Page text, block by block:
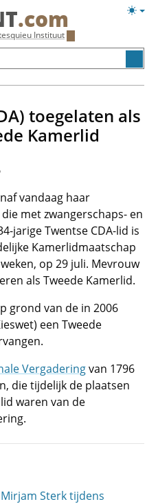
.com
Instituut
toegelaten als
Kamerlid
vandaag haar
die met zwangerschaps- en
jarige Twentse CDA-lid is
Kamerlidmaatschap
op 29 juli. Mevrouw
als Tweede Kamerlid.
grond van de in 2006
een Tweede
Vergaderingvan 1796
die tijdelijk de plaatsen
waren van de
Sterk tijdens